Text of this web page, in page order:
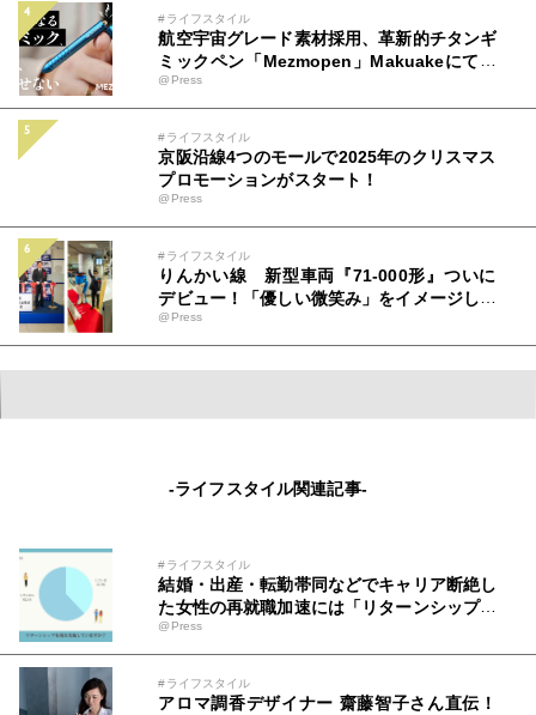
情報解禁！8月19日(火)から販売開始！
#ライフスタイル
航空宇宙グレード素材採用、革新的チタンギ
ミックペン「Mezmopen」Makuakeにて先
行発売開始
@Press
#ライフスタイル
京阪沿線4つのモールで2025年のクリスマス
プロモーションがスタート！
@Press
#ライフスタイル
りんかい線 新型車両『71-000形』ついに
デビュー！「優しい微笑み」をイメージした
新車両。安心・安全・快適性もアップグレー
ド。初運行を見届けるテープカット＆出発式
を開催！「新型車両は東京臨海高速鉄道の新
@Press
-ライフスタイル関連記事-
#ライフスタイル
結婚・出産・転勤帯同などでキャリア断絶し
た女性の再就職加速には「リターンシップ」
実施環境整備が急務
@Press
#ライフスタイル
アロマ調香デザイナー 齋藤智子さん直伝！